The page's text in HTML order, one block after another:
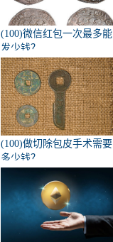
(100)微信红包一次最多能
发少钱？
(100)做切除包皮手术需要
多少钱？